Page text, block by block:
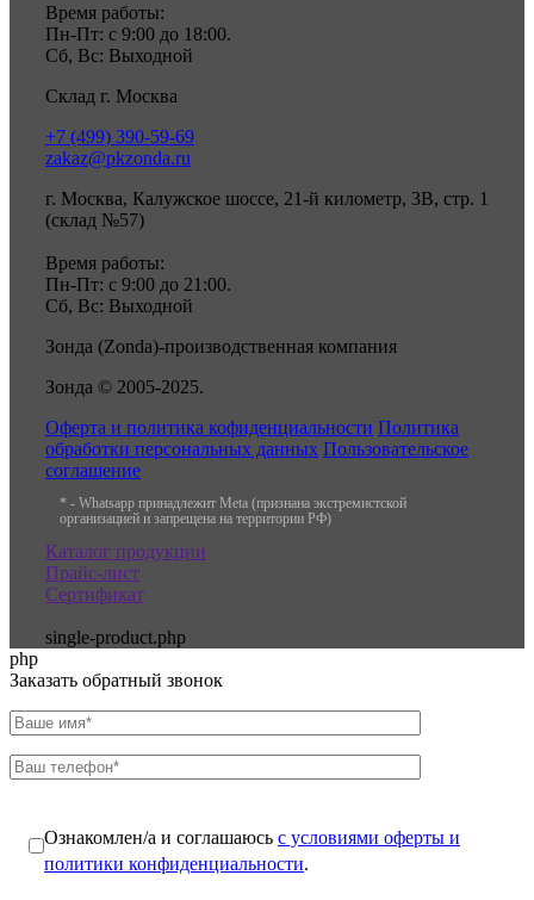
Время работы:
Пн-Пт: с 9:00 до 18:00.
Сб, Вс: Выходной
Склад г. Москва
+7 (499) 390-59-69
zakaz@pkzonda.ru
г. Москва, Калужское шоссе, 21-й километр, 3В, стр. 1
(склад №57)
Время работы:
Пн-Пт: с 9:00 до 21:00.
Сб, Вс: Выходной
Зонда (Zonda)-производственная компания
Зонда © 2005-2025.
Оферта и политика кофиденциальности Политика
обработки персональных данных Пользовательское
соглашение
* - Whatsapp принадлежит Meta (признана экстремистской
организацией и запрещена на территории РФ)
Каталог продукции
Прайс-лист
Сертификат
single-product.php
php
Заказать обратный звонок
Ознакомлен/а и соглашаюсь с условиями оферты и
политики конфиденциальности.